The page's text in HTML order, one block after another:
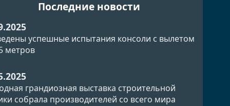
Последние новости
успешные испытания консоли с вылетом
метров
грандиозная выставка строительной
собрала производителей со всего мира